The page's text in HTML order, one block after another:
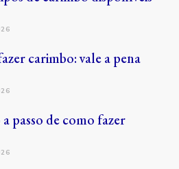
carimbo: vale a pena
a passo de como fazer